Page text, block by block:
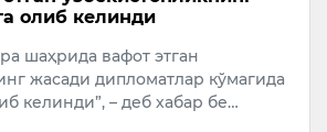
олиб келинди
шаҳрида вафот этган
жасади дипломатлар кўмагида
келинди”, – деб хабар бе…